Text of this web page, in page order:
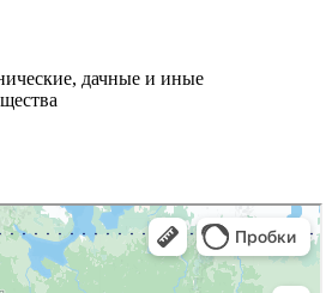
дачные и иные